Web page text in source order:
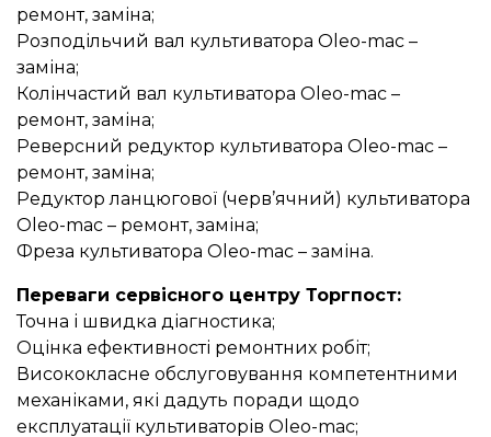
ремонт, заміна;
Розподільчий вал культиватора Oleo-mac –
заміна;
Колінчастий вал культиватора Oleo-mac –
ремонт, заміна;
Реверсний редуктор культиватора Oleo-mac –
ремонт, заміна;
Редуктор ланцюгової (черв’ячний) культиватора
Oleo-mac – ремонт, заміна;
Фреза культиватора Oleo-mac – заміна.
Переваги сервісного центру Торгпост:
Точна і швидка діагностика;
Оцінка ефективності ремонтних робіт;
Висококласне обслуговування компетентними
механіками, які дадуть поради щодо
експлуатації культиваторів Oleo-mac;